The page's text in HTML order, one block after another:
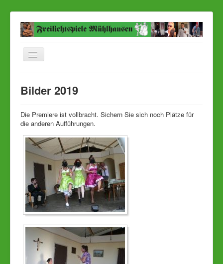
Navigation
Aktuelles Stück
Aktuelle Bilder
Termine
Karten
Anfahrt
Presse
Kontakt
Links
Bilder 2019
Die Premiere ist vollbracht. Sichern Sie sich noch Plätze für
die anderen Aufführungen.